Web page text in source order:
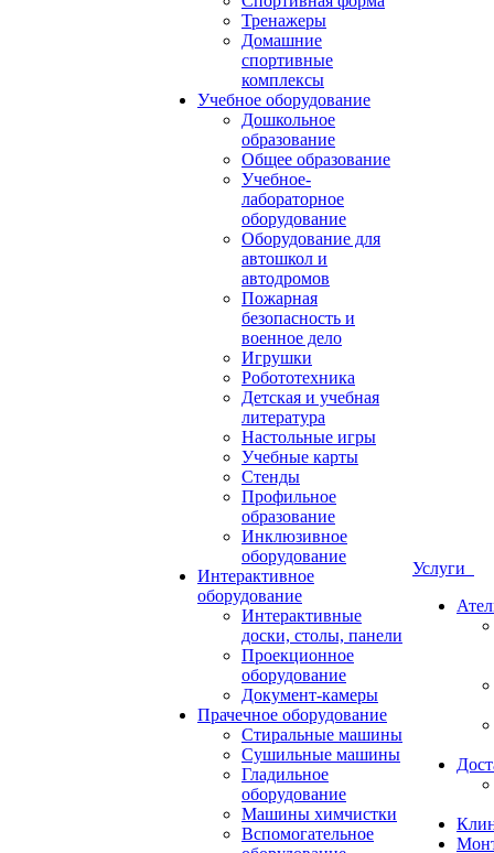
Тренажеры
Домашние
спортивные
комплексы
Учебное оборудование
Дошкольное
образование
Общее образование
Учебное-
лабораторное
оборудование
Оборудование для
автошкол и
автодромов
Пожарная
безопасность и
военное дело
Игрушки
Робототехника
Детская и учебная
литература
Настольные игры
Учебные карты
Стенды
Профильное
образование
Инклюзивное
оборудование
Интерактивное
оборудование
Интерактивные
доски, столы, панели
Проекционное
оборудование
Документ-камеры
Прачечное оборудование
Стиральные машины
Сушильные машины
Гладильное
оборудование
Машины химчистки
Вспомогательное
Услуги